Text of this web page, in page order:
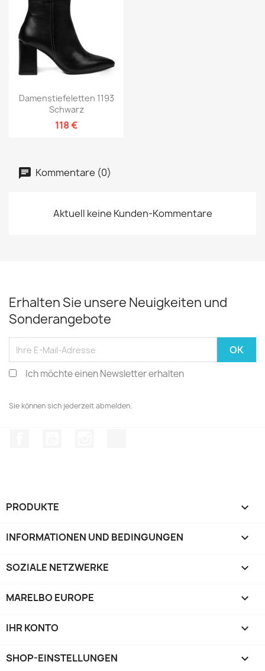
Damenstiefeletten 1193
Schwarz
118 €
Kommentare (0)
Aktuell keine Kunden-Kommentare
Erhalten Sie unsere Neuigkeiten und
Sonderangebote
Ich möchte einen Newsletter erhalten
Sie können sich jederzeit abmelden.
PRODUKTE 
INFORMATIONEN UND BEDINGUNGEN 
SOZIALE NETZWERKE 
MARELBO EUROPE 
IHR KONTO 
SHOP-EINSTELLUNGEN keyboard_arrow_down